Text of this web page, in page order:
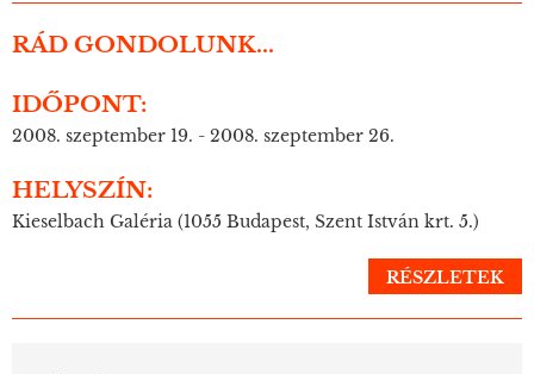
RÁD GONDOLUNK...
IDŐPONT:
2008. szeptember 19. - 2008. szeptember 26.
HELYSZÍN:
Kieselbach Galéria (1055 Budapest, Szent István krt. 5.)
RÉSZLETEK